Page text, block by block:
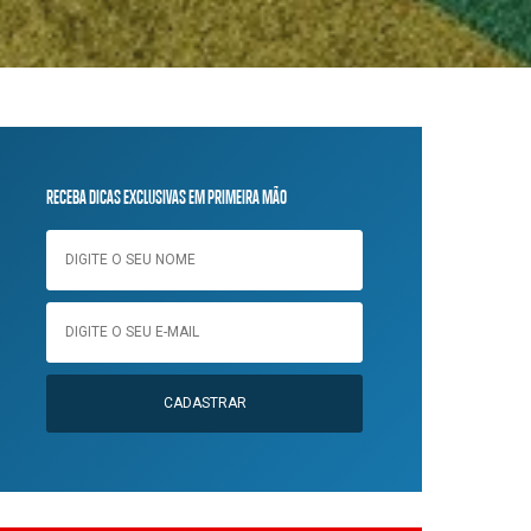
RECEBA DICAS EXCLUSIVAS EM PRIMEIRA MÃO
CADASTRAR